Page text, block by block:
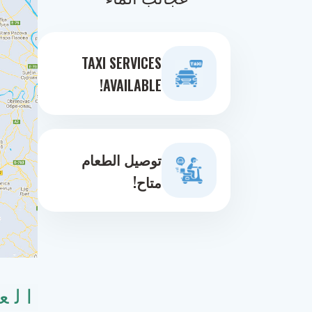
TAXI SERVICES
AVAILABLE!
توصيل الطعام
متاح!